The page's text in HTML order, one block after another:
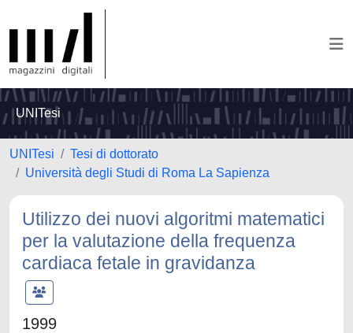
UNITesi
UNITesi
Tesi di dottorato
Università degli Studi di Roma La Sapienza
Utilizzo dei nuovi algoritmi matematici
per la valutazione della frequenza
cardiaca fetale in gravidanza
1999